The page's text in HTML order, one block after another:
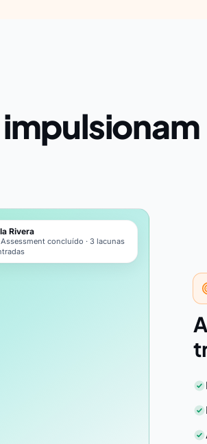
Rivera
concluído · 3 lacunas